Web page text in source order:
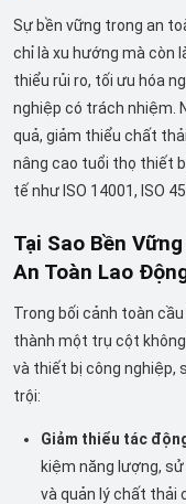
Sự bền vững trong an
chỉ là xu hướng mà còn
thiểu rủi ro, tối ưu hóa
nghiệp có trách nhiệm.
quả, giảm thiểu chất
nâng cao tuổi thọ thiết
tế như ISO 14001, ISO
Tại Sao Bền
An Toàn Lao
Trong bối cảnh toàn
thành một trụ cột
và thiết bị công nghiệp,
trội:
Giảm thiểu tác
kiệm năng lượng,
và quản lý chất thải